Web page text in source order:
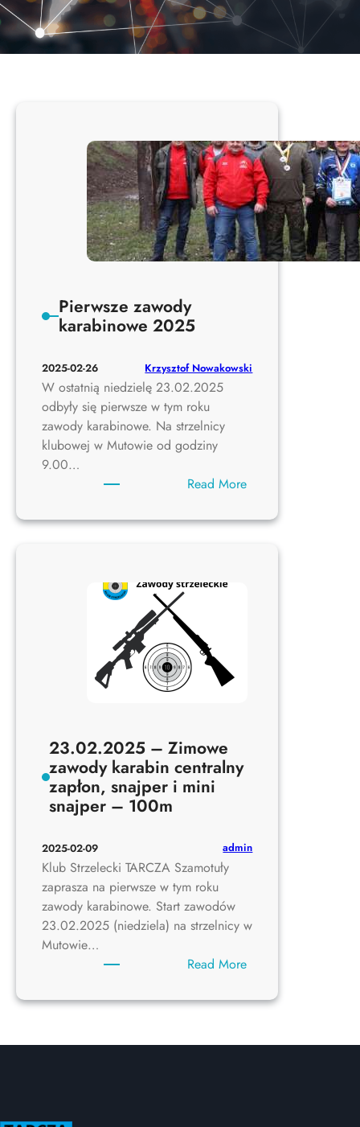
Pierwsze zawody
karabinowe 2025
2025-02-26 Krzysztof Nowakowski
W ostatnią niedzielę 23.02.2025
odbyły się pierwsze w tym roku
zawody karabinowe. Na strzelnicy
klubowej w Mutowie od godziny
9.00…
Read More:
zawody
23.02.2025 – Zimowe
zawody karabin centralny
zapłon, snajper i mini
snajper – 100m
2025-02-09 admin
Klub Strzelecki TARCZA Szamotuły
zaprasza na pierwsze w tym roku
zawody karabinowe. Start zawodów
23.02.2025 (niedziela) na strzelnicy w
Mutowie…
Read More:
–
zawody